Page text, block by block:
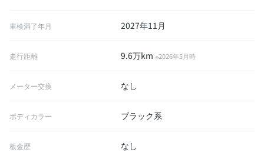
車検満了年月 2027年11月
走行距離 9.6万km※2026年5月時
メーター交換 なし
ボディカラー ブラック系
板金歴 なし